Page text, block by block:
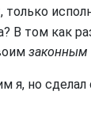
только
В том как
законным
я, но